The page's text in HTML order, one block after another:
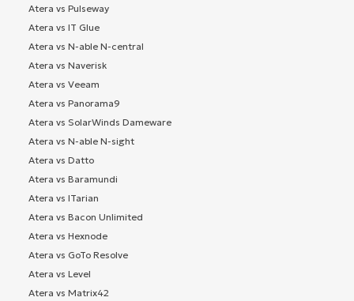
Atera vs Pulseway
Atera vs IT Glue
Atera vs N-able N-central
Atera vs Naverisk
Atera vs Veeam
Atera vs Panorama9
Atera vs SolarWinds Dameware
Atera vs N-able N-sight
Atera vs Datto
Atera vs Baramundi
Atera vs ITarian
Atera vs Bacon Unlimited
Atera vs Hexnode
Atera vs GoTo Resolve
Atera vs Level
Atera vs Matrix42